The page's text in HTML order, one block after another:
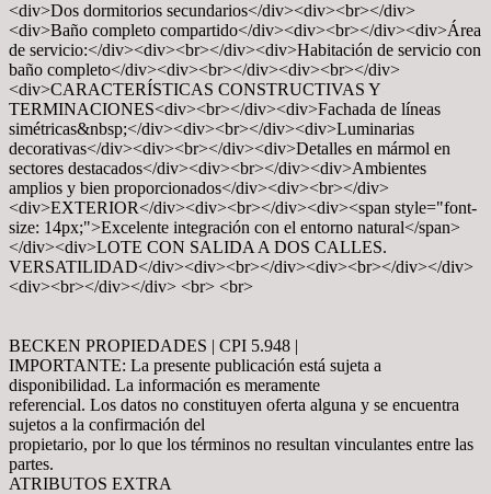
<div>Dos dormitorios secundarios</div><div><br></div>
<div>Baño completo compartido</div><div><br></div><div>Área
de servicio:</div><div><br></div><div>Habitación de servicio con
baño completo</div><div><br></div><div><br></div>
<div>CARACTERÍSTICAS CONSTRUCTIVAS Y
TERMINACIONES<div><br></div><div>Fachada de líneas
simétricas&nbsp;</div><div><br></div><div>Luminarias
decorativas</div><div><br></div><div>Detalles en mármol en
sectores destacados</div><div><br></div><div>Ambientes
amplios y bien proporcionados</div><div><br></div>
<div>EXTERIOR</div><div><br></div><div><span style="font-
size: 14px;">Excelente integración con el entorno natural</span>
</div><div>LOTE CON SALIDA A DOS CALLES.
VERSATILIDAD</div><div><br></div><div><br></div></div>
<div><br></div></div> <br> <br>
BECKEN PROPIEDADES | CPI 5.948 |
IMPORTANTE: La presente publicación está sujeta a
disponibilidad. La información es meramente
referencial. Los datos no constituyen oferta alguna y se encuentra
sujetos a la confirmación del
propietario, por lo que los términos no resultan vinculantes entre las
partes.
ATRIBUTOS EXTRA